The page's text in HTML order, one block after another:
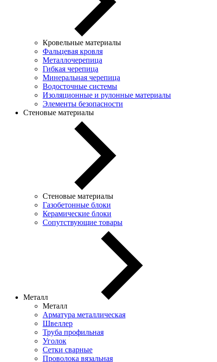
Кровельные материалы
Фальцевая кровля
Металлочерепица
Гибкая черепица
Минеральная черепица
Водосточные системы
Изоляционные и рулонные материалы
Элементы безопасности
Стеновые материалы
Стеновые материалы
Газобетонные блоки
Керамические блоки
Сопутствующие товары
Металл
Металл
Арматура металлическая
Швеллер
Труба профильная
Уголок
Сетки сварные
Проволока вязальная